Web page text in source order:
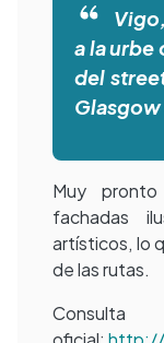
a la urbe
del
Glasgow
Muy
fachadas
artísticos, lo
de las rutas.